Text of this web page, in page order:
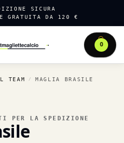
SICURA
GRATUITA DA 120 €
0
TEAM / MAGLIA BRASILE
PER LA SPEDIZIONE